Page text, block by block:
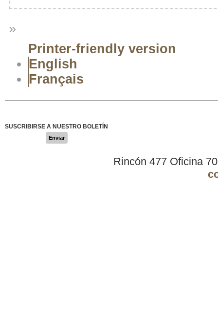
»
Printer-friendly version
English
Français
SUSCRIBIRSE A NUESTRO BOLETÍN
Enviar
Rincón 477 Oficina